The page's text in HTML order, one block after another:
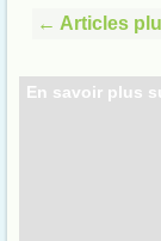
← Articles
En savoir plus